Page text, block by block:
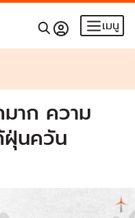
เมนู
มาก ความ
ฝุ่นควัน